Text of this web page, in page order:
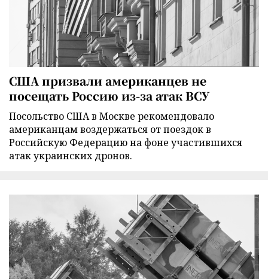
США призвали американцев не
посещать Россию из-за атак ВСУ
Посольство США в Москве рекомендовало
американцам воздержаться от поездок в
Российскую Федерацию на фоне участившихся
атак украинских дронов.